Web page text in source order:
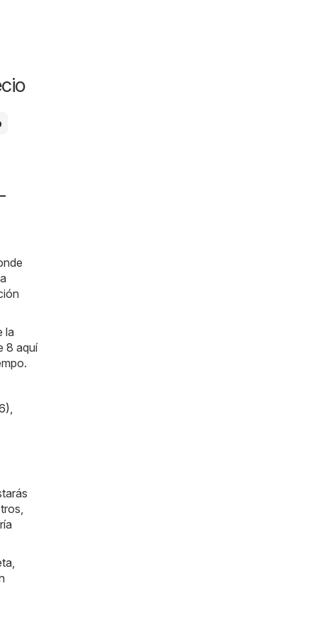
la
8 aquí